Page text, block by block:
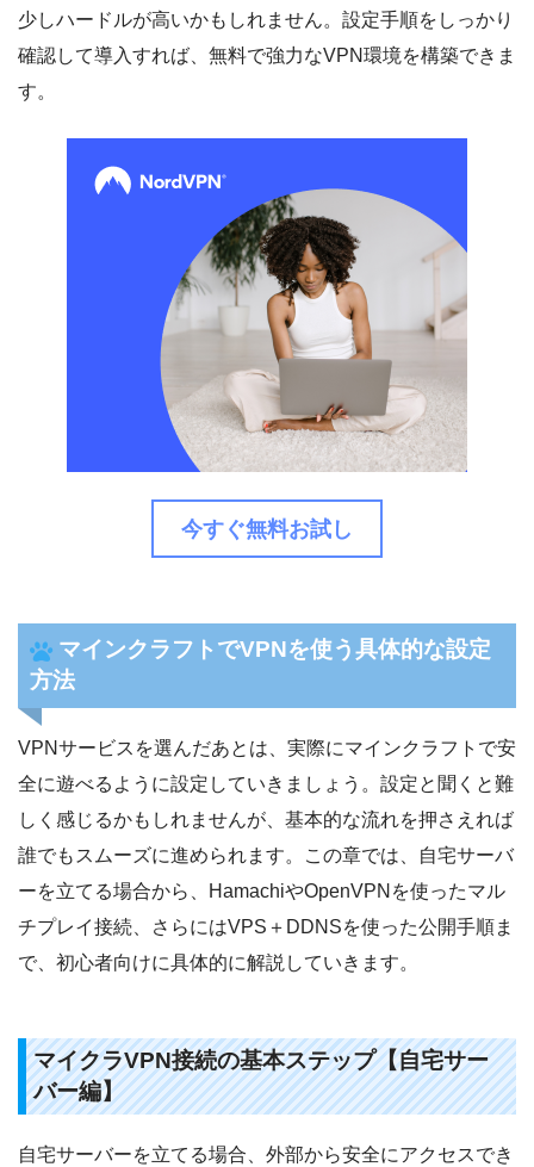
少しハードルが高いかもしれません。設定手順をしっかり
確認して導入すれば、無料で強力なVPN環境を構築できま
す。
今すぐ無料お試し
マインクラフトでVPNを使う具体的な設定
方法
VPNサービスを選んだあとは、実際にマインクラフトで安
全に遊べるように設定していきましょう。設定と聞くと難
しく感じるかもしれませんが、基本的な流れを押さえれば
誰でもスムーズに進められます。この章では、自宅サーバ
ーを立てる場合から、HamachiやOpenVPNを使ったマル
チプレイ接続、さらにはVPS＋DDNSを使った公開手順ま
で、初心者向けに具体的に解説していきます。
マイクラVPN接続の基本ステップ【自宅サー
バー編】
自宅サーバーを立てる場合、外部から安全にアクセスでき